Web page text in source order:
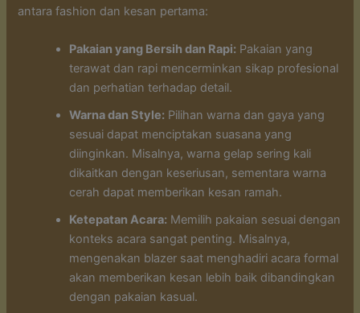
antara fashion dan kesan pertama:
Pakaian yang Bersih dan Rapi: Pakaian yang
terawat dan rapi mencerminkan sikap profesional
dan perhatian terhadap detail.
Warna dan Style: Pilihan warna dan gaya yang
sesuai dapat menciptakan suasana yang
diinginkan. Misalnya, warna gelap sering kali
dikaitkan dengan keseriusan, sementara warna
cerah dapat memberikan kesan ramah.
Ketepatan Acara: Memilih pakaian sesuai dengan
konteks acara sangat penting. Misalnya,
mengenakan blazer saat menghadiri acara formal
akan memberikan kesan lebih baik dibandingkan
dengan pakaian kasual.